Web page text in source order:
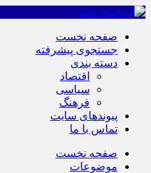
صفحه نخست
جستجوی پیشرفته
دسته بندی
اقتصاد
سیاسی
فرهنگ
پیوندهای سایت
تماس با ما
صفحه نخست
موضوعات